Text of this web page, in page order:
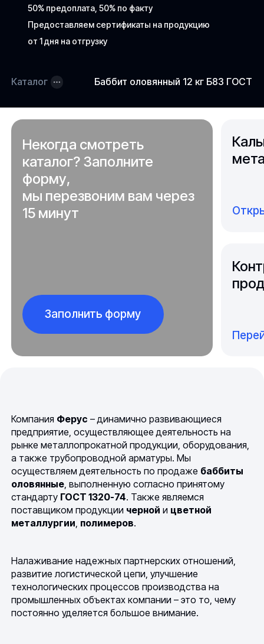
50% предоплата, 50% по факту
Предоставляем сертификаты на продукцию
от 1 дня на отгрузку
Каталог Баббит оловянный 12 кг Б83 ГОСТ
Некогда смотреть
каталог? Заполните
форму,
мы перезвоним вам через
15 минут
Заполнить форму
Компания Ферус – динамично развивающиеся
предприятие, осуществляющее деятельность на
рынке металлопрокатной продукции, оборудования,
а также трубопроводной арматуры. Мы
осуществляем деятельность по продаже баббиты
оловянные, выполненную согласно принятому
стандарту ГОСТ 1320-74. Также являемся
поставщиком продукции черной и цветной
металлургии, полимеров.
Налаживание надежных партнерских отношений,
развитие логистической цепи, улучшение
технологических процессов производства на
промышленных объектах компании – это то, чему
постоянно уделяется большое внимание.